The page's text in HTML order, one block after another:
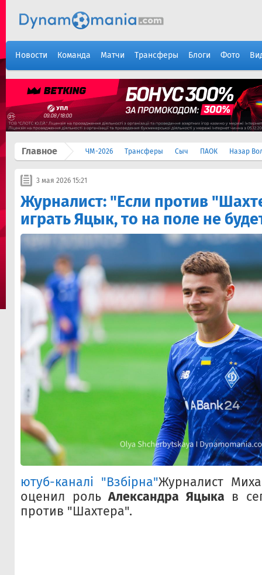
Новости Команда Матчи Трансферы Блоги Фото
Главное ЧМ-2026 Трансферы Сыч ПАОК Назар
3 мая 2026 15:21
Журналист: "Если против
играть Яцык, то на поле не
ютуб-каналі "Взбірна"Журналист
оценил рольАлександра Яцыка в
против "Шахтера".